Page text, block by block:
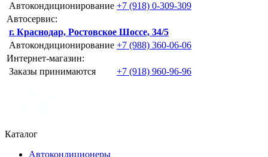
Автокондиционирование +7 (918) 0-309-309
Автосервис:
г. Краснодар, Ростовское Шоссе, 34/5
Автокондиционирование +7 (988) 360-06-06
Интернет-магазин:
Заказы принимаются
+7 (918) 960-96-96
Каталог
Автокондиционеры